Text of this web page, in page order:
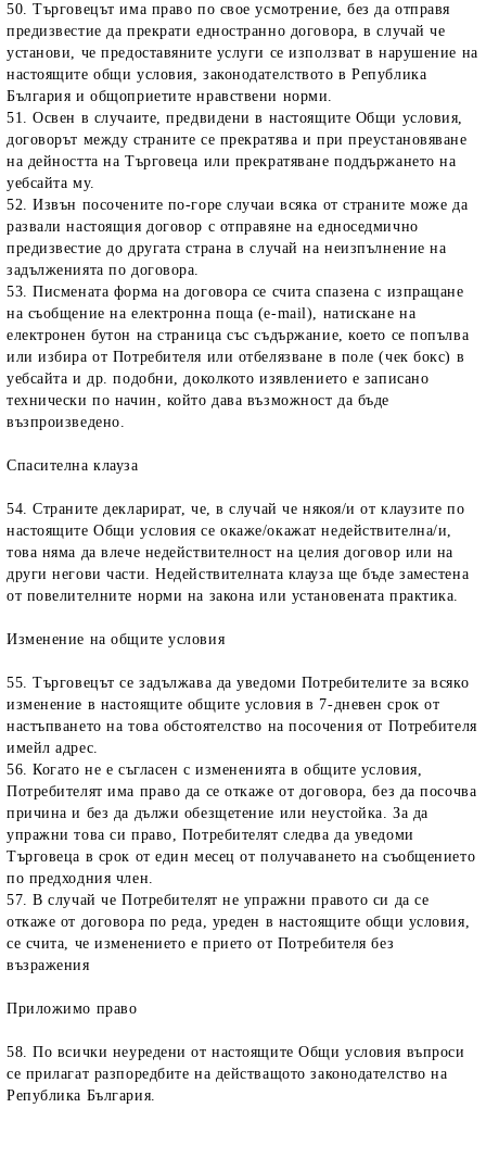
50. Търговецът има право по свое усмотрение, без да отправя
предизвестие да прекрати едностранно договора, в случай че
установи, че предоставяните услуги се използват в нарушение на
настоящите общи условия, законодателството в Република
България и общоприетите нравствени норми.
51. Освен в случаите, предвидени в настоящите Общи условия,
договорът между страните се прекратява и при преустановяване
на дейността на Търговеца или прекратяване поддържането на
уебсайта му.
52. Извън посочените по-горе случаи всяка от страните може да
развали настоящия договор с отправяне на едноседмично
предизвестие до другата страна в случай на неизпълнение на
задълженията по договора.
53. Писмената форма на договора се счита спазена с изпращане
на съобщение на електронна поща (e-mail), натискане на
електронен бутон на страница със съдържание, което се попълва
или избира от Потребителя или отбелязване в поле (чек бокс) в
уебсайта и др. подобни, доколкото изявлението е записано
технически по начин, който дава възможност да бъде
възпроизведено.
Спасителна клауза
54. Страните декларират, че, в случай че някоя/и от клаузите по
настоящите Общи условия се окаже/окажат недействителна/и,
това няма да влече недействителност на целия договор или на
други негови части. Недействителната клауза ще бъде заместена
от повелителните норми на закона или установената практика.
Изменение на общите условия
55. Търговецът се задължава да уведоми Потребителите за всяко
изменение в настоящите общите условия в 7-дневен срок от
настъпването на това обстоятелство на посочения от Потребителя
имейл адрес.
56. Когато не е съгласен с измененията в общите условия,
Потребителят има право да се откаже от договора, без да посочва
причина и без да дължи обезщетение или неустойка. За да
упражни това си право, Потребителят следва да уведоми
Търговеца в срок от един месец от получаването на съобщението
по предходния член.
57. В случай че Потребителят не упражни правото си да се
откаже от договора по реда, уреден в настоящите общи условия,
се счита, че изменението е прието от Потребителя без
възражения
Приложимо право
58. По всички неуредени от настоящите Общи условия въпроси
се прилагат разпоредбите на действащото законодателство на
Република България.